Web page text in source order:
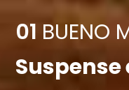
01 BUENO